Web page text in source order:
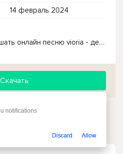
14 февраль 2024
Чтобы прослушать онлайн песню vioria - день закоханих нажмите на кнопку плей с светом зелений
Скачать
notifications
Discard Allow